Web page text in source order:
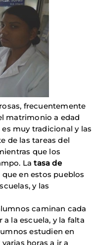
frecuentemente
matrimonio a edad
muy tradicional y las
de las tareas del
que los
Latasa de
que en estos pueblos
y las
caminan cada
la escuela, y la falta
estudien en
horas a ir a